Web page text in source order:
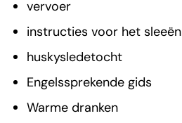
vervoer
instructies voor het sleeën
huskysledetocht
Engelssprekende gids
Warme dranken